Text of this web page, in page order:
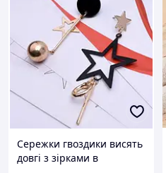
Сережки гвоздики висять
довгі з зірками в